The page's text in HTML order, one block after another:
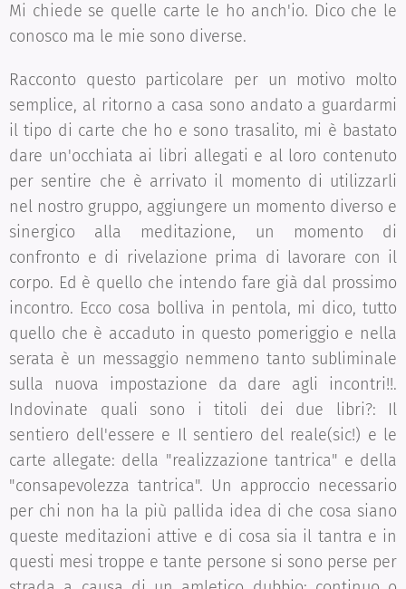
Mi chiede se quelle carte le ho anch'io. Dico che le
conosco ma le mie sono diverse.
Racconto questo particolare per un motivo molto
semplice, al ritorno a casa sono andato a guardarmi
il tipo di carte che ho e sono trasalito, mi è bastato
dare un'occhiata ai libri allegati e al loro contenuto
per sentire che è arrivato il momento di utilizzarli
nel nostro gruppo, aggiungere un momento diverso e
sinergico alla meditazione, un momento di
confronto e di rivelazione prima di lavorare con il
corpo. Ed è quello che intendo fare già dal prossimo
incontro. Ecco cosa bolliva in pentola, mi dico, tutto
quello che è accaduto in questo pomeriggio e nella
serata è un messaggio nemmeno tanto subliminale
sulla nuova impostazione da dare agli incontri!!.
Indovinate quali sono i titoli dei due libri?: Il
sentiero dell'essere e Il sentiero del reale(sic!) e le
carte allegate: della "realizzazione tantrica" e della
"consapevolezza tantrica". Un approccio necessario
per chi non ha la più pallida idea di che cosa siano
queste meditazioni attive e di cosa sia il tantra e in
questi mesi troppe e tante persone si sono perse per